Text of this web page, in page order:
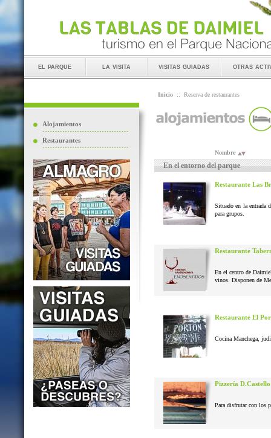
el parque la visita visitas guiadas otras
Alojamientos
Restaurantes
Inicio :: Reserva de restaurantes
Nombre
En el entorno del parque
Restaurante Las
Situado en la entrada
para grupos.
Restaurante
En el centro de
vinos. Disponen de
Restaurante El
Cocina Manchega,
Pizzería D.Castello
Para disfrutar con los